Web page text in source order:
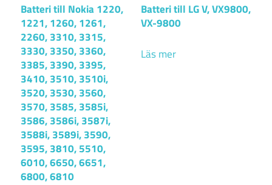
Batteri till Nokia 1220,
1221, 1260, 1261,
2260, 3310, 3315,
3330, 3350, 3360,
3385, 3390, 3395,
3410, 3510, 3510i,
3520, 3530, 3560,
3570, 3585, 3585i,
3586, 3586i, 3587i,
3588i, 3589i, 3590,
3595, 3810, 5510,
6010, 6650, 6651,
6800, 6810
Batteri till LG V, VX9800,
VX-9800
Läs mer